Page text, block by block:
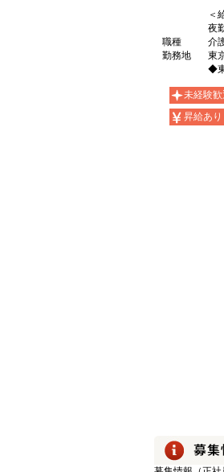
＜
夜
職種
介
勤務地
東
◆
未経験歓
昇給あり